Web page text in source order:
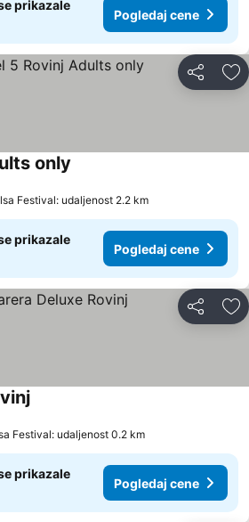
prikazale
Pogledaj cene
Deli
only
Festival: udaljenost 2.2 km
prikazale
Pogledaj cene
Deli
Festival: udaljenost 0.2 km
prikazale
Pogledaj cene